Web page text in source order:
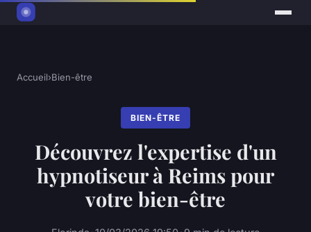
Accueil›Bien-être
BIEN-ÊTRE
Découvrez l'expertise d'un
hypnotiseur à Reims pour
votre bien-être